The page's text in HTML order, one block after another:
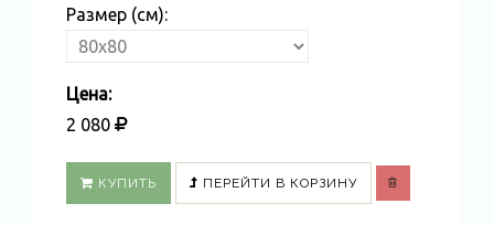
Размер (см):
Цена:
2 080
КУПИТЬ ПЕРЕЙТИ В КОРЗИНУ